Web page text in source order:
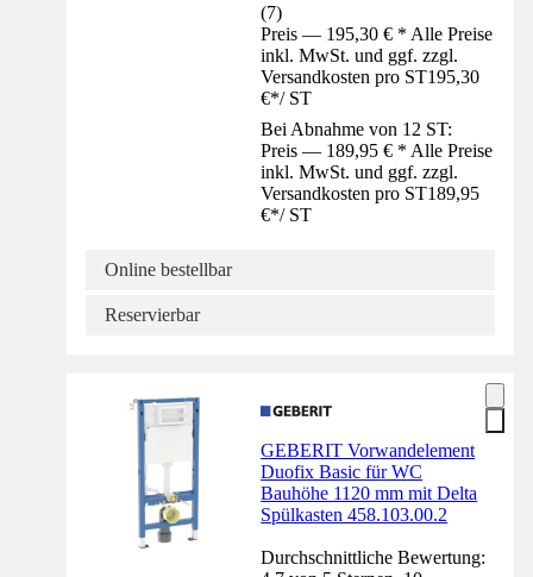
(7)
Preis — 195,30 € * Alle Preise
inkl. MwSt. und ggf. zzgl.
Versandkosten pro ST195,30
€*/ ST
Bei Abnahme von 12 ST:
Preis — 189,95 € * Alle Preise
inkl. MwSt. und ggf. zzgl.
Versandkosten pro ST189,95
€*/ ST
Online bestellbar
Reservierbar
GEBERIT Vorwandelement
Duofix Basic für WC
Bauhöhe 1120 mm mit Delta
Spülkasten 458.103.00.2
Durchschnittliche Bewertung: